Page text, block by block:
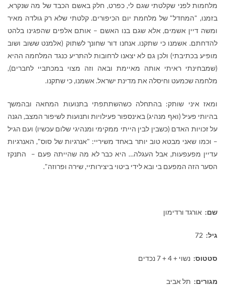
מלחמות לפני שקלטתי שגם לי, כפרט, חלק באשם הכבד של מה שנקרא,
בזמנו, "המחדל" של מלחמת יום הכיפורים. קלטתי שלא רק גולדה מאיר
ומשה דיין אשמים, אלא שגם בנו האשם – אותם אלפים שהפגינו בלהט
להדחתם. אשמנו כי שתקנו. אנחנו דור שחונך לשתוק (אלמנט ששוב ושוב
מופיע בכתיבתי) ולכן גם לא יצאנו לרחובות להתריע כנגד המלחמה ההיא
(שמבחינתי ראיתי אותה מאיימת ובאה וזה מצוי במכתביי לחברים),
מלחמה שכמעט וחיסלה את מדינת ישראל. אשמנו, כי שתקנו.
ומאז איני שותק: בהתחלה כשהשתתפתי בתנועות המחאה ובהמשך
בהיותי פעיל (ואף מנהיג) באינספור פעילויות ותנועות לשיפור המצב, הגנה
על זכויות האדם (כשבין לבין הייתי ממקימי ומנהיגי שלום עכשיו) ועם הגיל
– וכמו שאני מבטא טוב יותר באחד משיריי: "אנרגיות של סוס", האנרגיות
עדיין מפעפעות, אבל העגלה… היא כבר לא מה שהייתה פעם – התנקז
הסער הזה המפעם בי ובא לידי ביטוי ביצירותיי, שירה ופרוזה".
שם: אורגד ורדימון
גיל:
סטטוס: נשוי + 4 + 7 נכדים
מגורים: תל אביב